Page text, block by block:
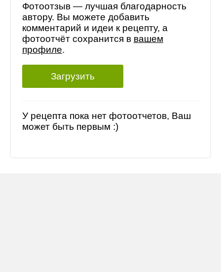
Фотоотзыв — лучшая благодарность
автору. Вы можете добавить
комментарий и идеи к рецепту, а
фотоотчёт сохранится в вашем
профиле.
Загрузить
У рецепта пока нет фотоотчетов, Ваш
может быть первым :)